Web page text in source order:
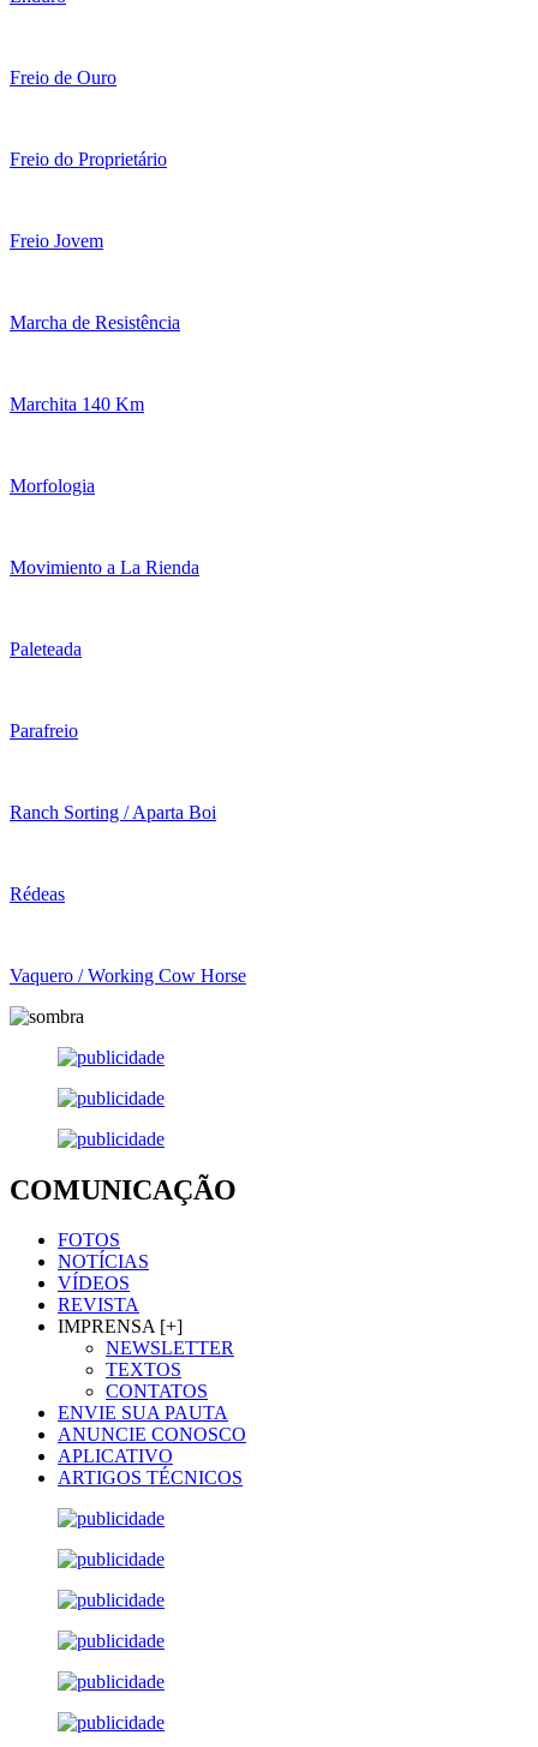
Freio de Ouro
Freio do Proprietário
Freio Jovem
Marcha de Resistência
Marchita 140 Km
Morfologia
Movimiento a La Rienda
Paleteada
Parafreio
Ranch Sorting / Aparta Boi
Rédeas
Vaquero / Working Cow Horse
COMUNICAÇÃO
FOTOS
NOTÍCIAS
VÍDEOS
REVISTA
IMPRENSA [+]
NEWSLETTER
TEXTOS
CONTATOS
ENVIE SUA PAUTA
ANUNCIE CONOSCO
APLICATIVO
ARTIGOS TÉCNICOS